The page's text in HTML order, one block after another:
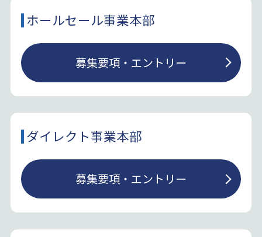
ホールセール事業本部
募集要項・エントリー
ダイレクト事業本部
募集要項・エントリー